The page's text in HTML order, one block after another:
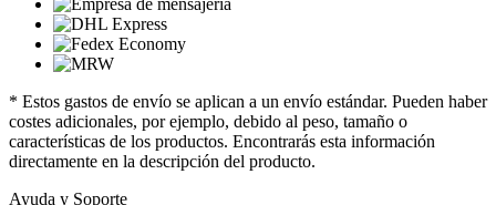
* Estos gastos de envío se aplican a un envío estándar. Pueden haber
costes adicionales, por ejemplo, debido al peso, tamaño o
características de los productos. Encontrarás esta información
directamente en la descripción del producto.
Ayuda y Soporte